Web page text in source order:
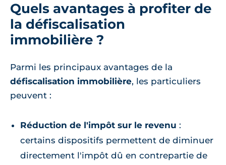
Quels avantages à profiter de
la défiscalisation
immobilière ?
Parmi les principaux avantages de la
défiscalisation immobilière, les particuliers
peuvent :
Réduction de l'impôt sur le revenu :
certains dispositifs permettent de diminuer
directement l'impôt dû en contrepartie de